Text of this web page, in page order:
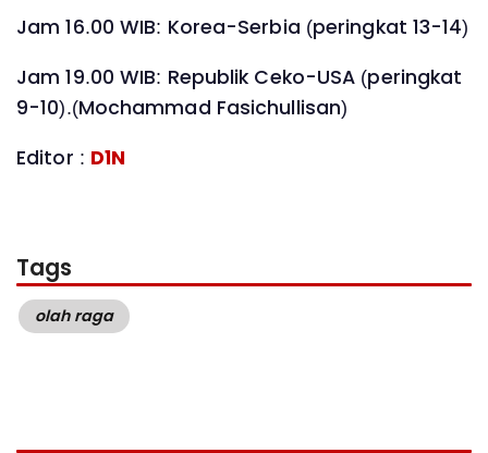
Jam 16.00 WIB: Korea-Serbia (peringkat 13-14)
Jam 19.00 WIB: Republik Ceko-USA (peringkat
9-10).(Mochammad Fasichullisan)
Editor : D1N
Tags
olah raga